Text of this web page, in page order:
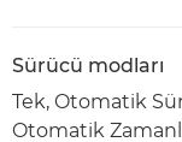
Sürücü modları
Tek, Otomatik
Otomatik